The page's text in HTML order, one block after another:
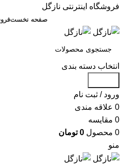
فروشگاه اینترنتی نازگل
صفحه نخست
انتخاب دسته بندی
ورود / ثبت نام
0 علاقه مندی
0 مقایسه
0 محصول 0 تومان
منو